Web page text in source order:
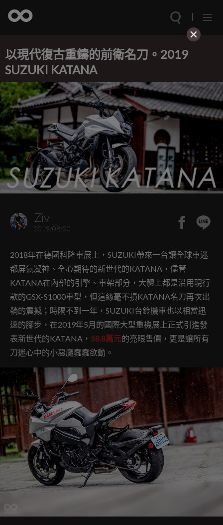
以現代復古重鑄的前衛名刀。2019
SUZUKI KATANA
Ziv
2019/08/20
2018年在德國科隆車展上，SUZUKI帶來一台讓全球車迷
都屏氣凝神、全心期待的新世代的KATANA，儘管
KATANA在內部的引擎、車架部分，大體上都是沿用現行
款的GSX-S1000車型，但這絲毫不損KATANA名刀再次出
鞘的震撼；時隔不到一年，SUZUKI台鈴機車也以相當迅
速的腳步，在2019年5月的國際大型重機展上正式引進發
表新世代的KATANA， 58.8萬元的亮眼售價，更是讓所有
刀迷心中的小惡魔蠢蠢欲動。